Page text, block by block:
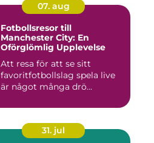
07. aug
Fotbollsresor till
Manchester City: En
Oförglömlig Upplevelse
Att resa för att se sitt
favoritfotbollslag spela live
är något många drö...
31. jul